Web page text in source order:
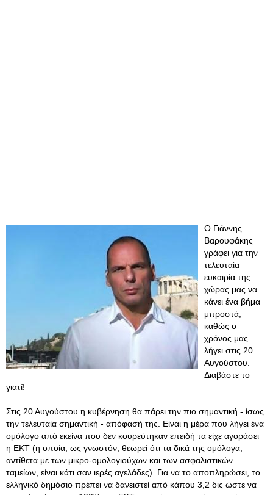
Ο Γιάννης
Βαρουφάκης
γράφει για την
τελευταία
ευκαιρία της
χώρας μας να
κάνει ένα βήμα
μπροστά,
καθώς ο
χρόνος μας
λήγει στις 20
Αυγούστου.
Διαβάστε το
γιατί!
Στις 20 Αυγούστου η κυβέρνηση θα πάρει την πιο σημαντική - ίσως
την τελευταία σημαντική - απόφασή της. Είναι η μέρα που λήγει ένα
ομόλογο από εκείνα που δεν κουρεύτηκαν επειδή τα είχε αγοράσει
η ΕΚΤ (η οποία, ως γνωστόν, θεωρεί ότι τα δικά της ομόλογα,
αντίθετα με των μικρο-ομολογιούχων και των ασφαλιστικών
ταμείων, είναι κάτι σαν ιερές αγελάδες). Για να το αποπληρώσει, το
ελληνικό δημόσιο πρέπει να δανειστεί από κάπου 3,2 δις ώστε να